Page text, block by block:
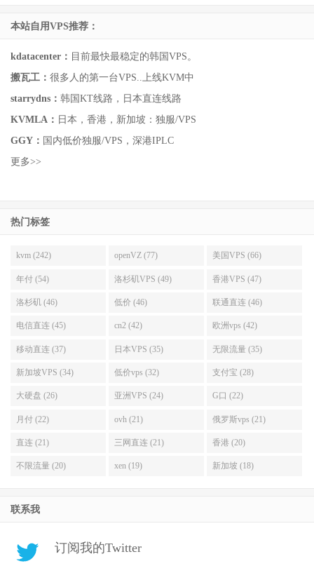
本站自用VPS推荐：
kdatacenter： 目前最快最稳定的韩国VPS。
搬瓦工： 很多人的第一台VPS..上线KVM中
starrydns： 韩国KT线路，日本直连线路
KVMLA： 日本，香港，新加坡：独服/VPS
GGY： 国内低价独服/VPS，深港IPLC
更多>>
热门标签
kvm (242) openVZ (77) 美国VPS (66)
年付 (54) 洛杉矶VPS (49) 香港VPS (47)
洛杉矶 (46) 低价 (46) 联通直连 (46)
电信直连 (45) cn2 (42) 欧洲vps (42)
移动直连 (37) 日本VPS (35) 无限流量 (35)
新加坡VPS (34) 低价vps (32) 支付宝 (28)
大硬盘 (26) 亚洲VPS (24) G口 (22)
月付 (22) ovh (21) 俄罗斯vps (21)
直连 (21) 三网直连 (21) 香港 (20)
不限流量 (20) xen (19) 新加坡 (18)
联系我
订阅我的Twitter